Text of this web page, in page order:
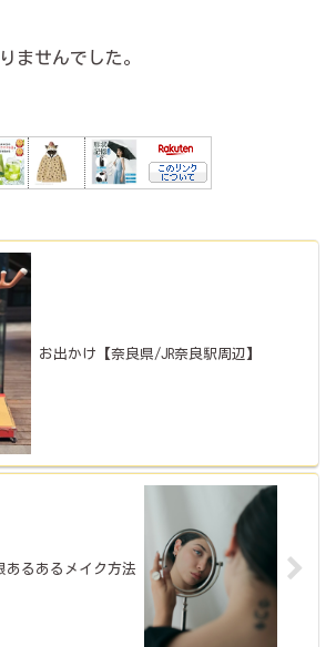
ませんでした。
お出かけ【奈良県/JR奈良駅周辺】
あるあるメイク方法